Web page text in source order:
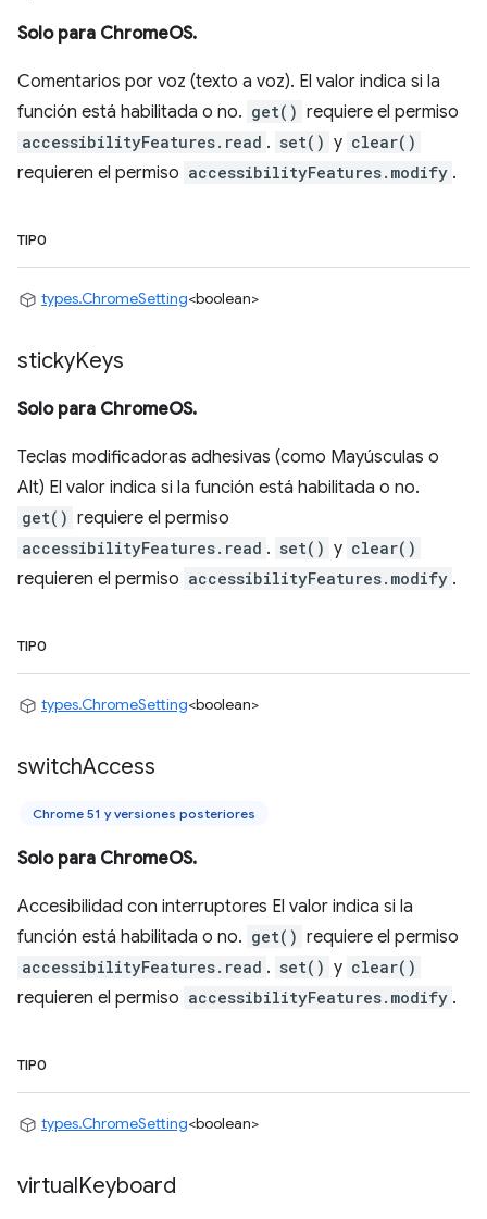
Solo para ChromeOS.
Comentarios por voz (texto a voz). El valor indica si la
función está habilitada o no. get() requiere el permiso
accessibilityFeatures.read . set() y clear()
requieren el permiso accessibilityFeatures.modify .
TIPO
types.ChromeSetting<boolean>
stickyKeys
Solo para ChromeOS.
Teclas modificadoras adhesivas (como Mayúsculas o
Alt) El valor indica si la función está habilitada o no.
get() requiere el permiso
accessibilityFeatures.read . set() y clear()
requieren el permiso accessibilityFeatures.modify .
TIPO
types.ChromeSetting<boolean>
switchAccess
Chrome 51 y versiones posteriores
Solo para ChromeOS.
Accesibilidad con interruptores El valor indica si la
función está habilitada o no. get() requiere el permiso
accessibilityFeatures.read . set() y clear()
requieren el permiso accessibilityFeatures.modify .
TIPO
types.ChromeSetting<boolean>
virtualKeyboard